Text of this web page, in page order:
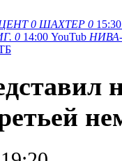
0 ШАХТЕР 0 15:30
0 14:00 YouTub